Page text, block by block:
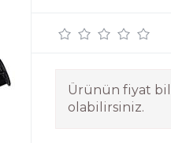
Ürünün fiyat
olabilirsiniz.